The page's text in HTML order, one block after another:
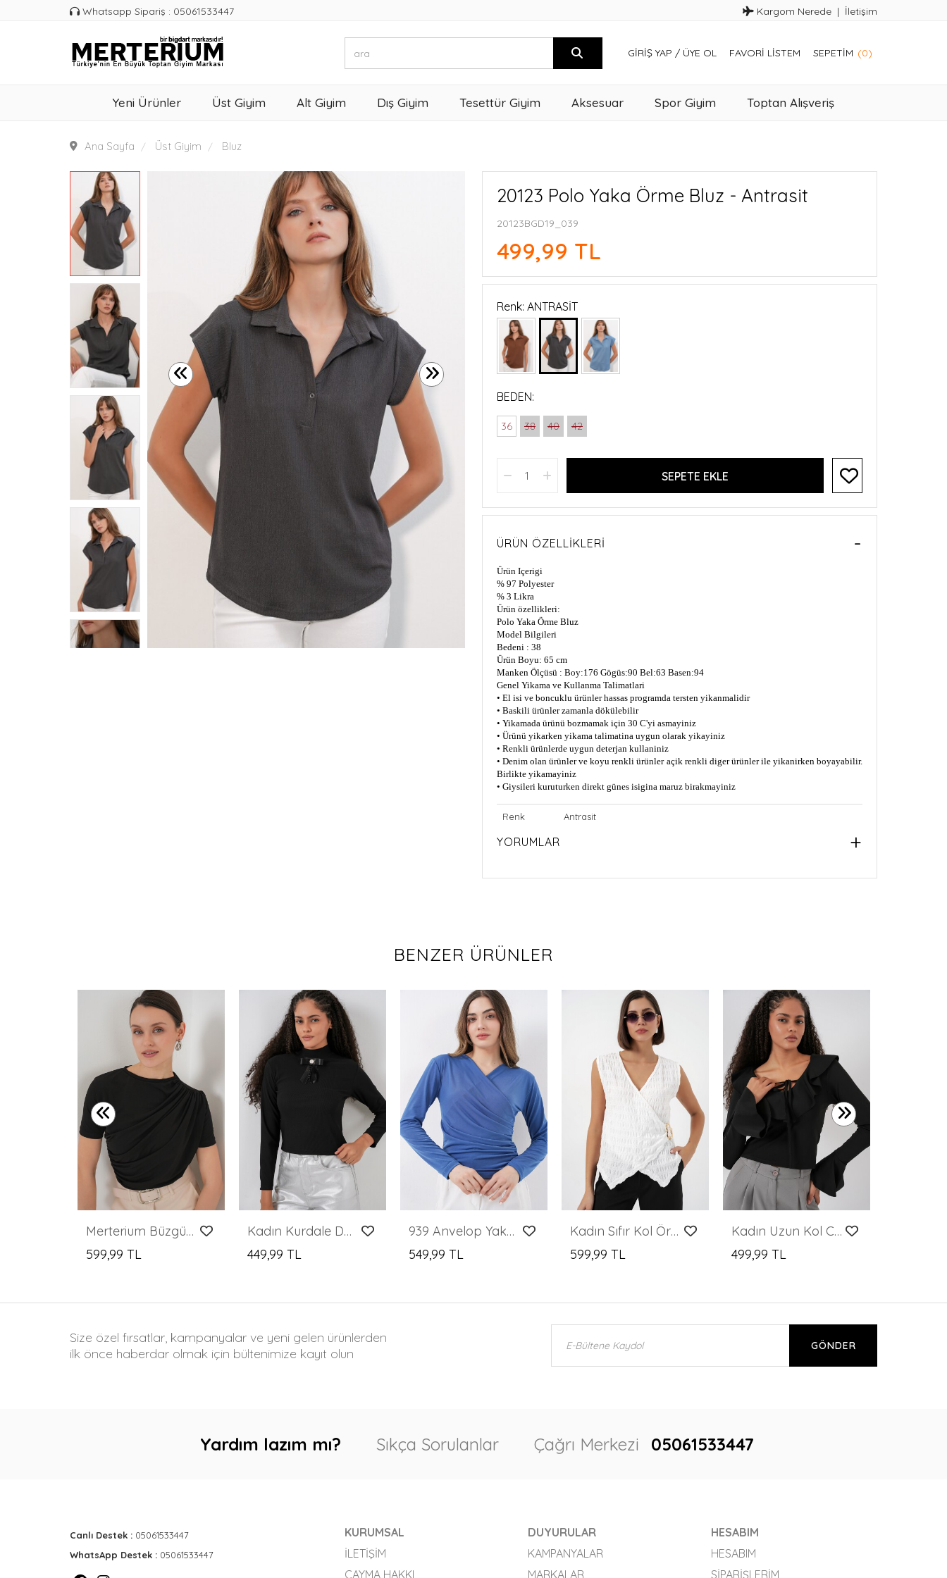
Whatsapp Sipariş : 05061533447 Kargom Nerede İletişim
GIRIŞ YAP / ÜYE OL FAVORI LISTEM SEPETIM (0)
Yeni Ürünler Üst Giyim Alt Giyim Dış Giyim Tesettür Giyim Aksesuar Spor Giyim Toptan Alışveriş
Ana Sayfa Üst Giyim Bluz
20123 Polo Yaka Örme Bluz - Antrasit
20123BGD19_039
499,99 TL
Renk: ANTRASİT
BEDEN:
36 38 40 42
SEPETE EKLE
ÜRÜN ÖZELLIKLERI
Ürün Içerigi
% 97 Polyester
% 3 Likra
Ürün özellikleri:
Polo Yaka Örme Bluz
Model Bilgileri
Bedeni : 38
Ürün Boyu: 65 cm
Manken Ölçüsü : Boy:176 Gögüs:90 Bel:63 Basen:94
Genel Yikama ve Kullanma Talimatlari
• El isi ve boncuklu ürünler hassas programda tersten yikanmalidir
• Baskili ürünler zamanla dökülebilir
• Yikamada ürünü bozmamak için 30 C'yi asmayiniz
• Ürünü yikarken yikama talimatina uygun olarak yikayiniz
• Renkli ürünlerde uygun deterjan kullaniniz
• Denim olan ürünler ve koyu renkli ürünler açik renkli diger ürünler ile yikanirken boyayabilir.
Birlikte yikamayiniz
• Giysileri kuruturken direkt günes isigina maruz birakmayiniz
Renk Antrasit
YORUMLAR
BENZER ÜRÜNLER
Merterium Büzgü Detaylı Kısa Kol Sandy Bluz 945 - Siyah
599,99 TL
Kadın Kurdale Detay Uzun Kollu Bluz 977 - Siyah
449,99 TL
939 Anvelop Yaka Sandy Bluz - İndigo
549,99 TL
Kadın Sıfır Kol Örme Bluz 988 - Beyaz
599,99 TL
Kadın Uzun Kol Crop Bluz 979 - Siyah
499,99 TL
Size özel fırsatlar, kampanyalar ve yeni gelen ürünlerden
ilk önce haberdar olmak için bültenimize kayıt olun
GÖNDER
Yardım lazım mı? Sıkça Sorulanlar Çağrı Merkezi 05061533447
Canlı Destek : 05061533447
WhatsApp Destek : 05061533447
KURUMSAL
İLETIŞIM
CAYMA HAKKI
DUYURULAR
KAMPANYALAR
MARKALAR
HESABIM
HESABIM
SIPARIŞLERIM